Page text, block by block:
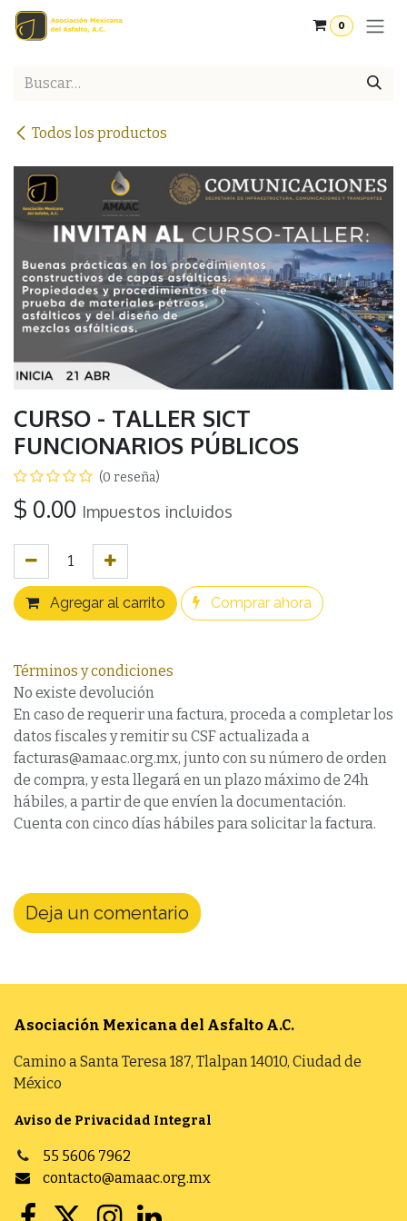
Ir al contenido
0
Todos los productos
CURSO - TALLER SICT
FUNCIONARIOS PÚBLICOS
(0 reseña)
$ 0.00 Impuestos incluidos
Agregar al carrito Comprar ahora
Términos y condiciones
No existe devolución
En caso de requerir una factura, proceda a completar los
datos fiscales y remitir su CSF actualizada a
facturas@amaac.org.mx, junto con su número de orden
de compra, y esta llegará en un plazo máximo de 24h
hábiles, a partir de que envíen la documentación.
Cuenta con cinco días hábiles para solicitar la factura.
Deja un comentario
Asociación Mexicana del Asfalto A.C.
Camino a Santa Teresa 187, Tlalpan 14010, Ciudad de
México
Aviso de Privacidad Integral
55 5606 7962
contacto@amaac.org.mx